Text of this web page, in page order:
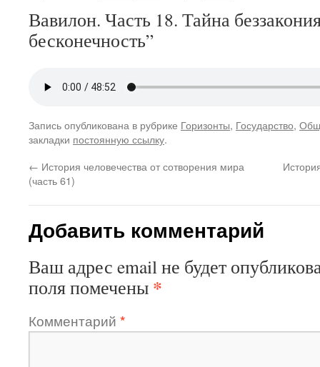
Вавилон. Часть 18. Тайна
бесконечность”
Запись опубликована в рубрике Горизонты, Государство,
закладки постоянную ссылку.
← История человечества от сотворения мира
(часть 61)
Добавить комментарий
Ваш адрес email не будет
поля помечены *
Комментарий *